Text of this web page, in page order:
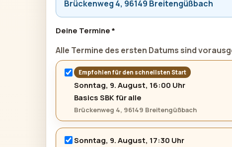
Brückenweg 4, 96149 Breitengüßbach
Deine Termine *
Alle Termine des ersten Datums sind
Empfohlen für den schnellsten Start
Sonntag, 9. August, 16:00 Uhr
Basics SBK für alle
Brückenweg 4, 96149 Breitengüßbach
Sonntag, 9. August, 17:30 Uhr